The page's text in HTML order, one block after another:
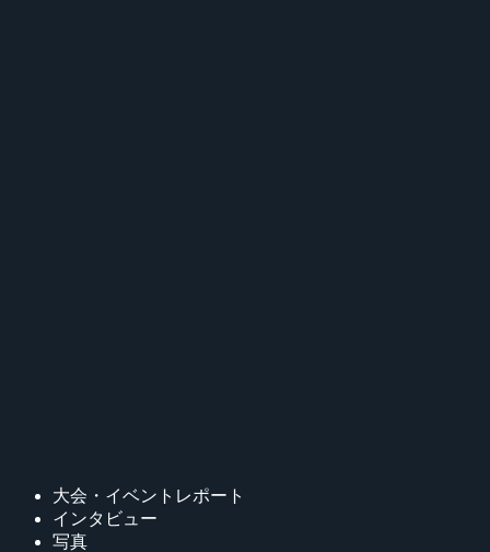
大会・イベントレポート
インタビュー
写真